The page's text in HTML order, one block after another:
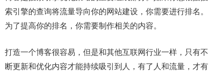
索引擎的查询将流量导向你的网站建设，你需要进行排名。
为了提高你的排名，你需要制作相关的内容。
打造一个博客很容易，但是和其他互联网行业一样，只有不
断更新和优化内容才能持续吸引到人，有了人和流量，才有